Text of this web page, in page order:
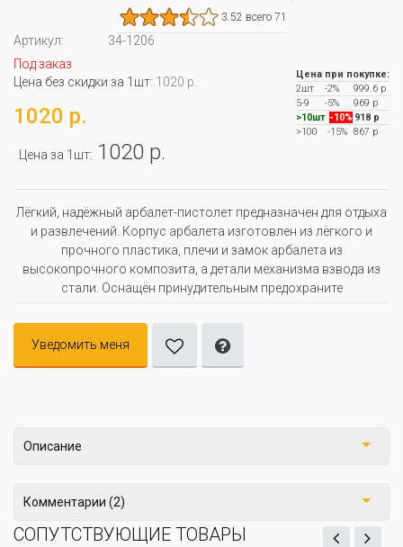
3.52 всего 71
Артикул:
34-1206
Под заказ
Цена без скидки за 1шт: 1020 р.
1020 р.
Цена за 1шт: 1020 р.
Цена при покупке:
2шт
-2%
999.6 р
5-9
-5%
969 р
>10шт -10% 918 р
>100
-15% 867 р
Лёгкий, надёжный арбалет-пистолет предназначен для отдыха
и развлечений. Корпус арбалета изготовлен из лёгкого и
прочного пластика, плечи и замок арбалета из
высокопрочного композита, а детали механизма взвода из
стали. Оснащён принудительным предохраните
Уведомить меня
Описание
Комментарии (2)
СОПУТСТВУЮЩИЕ ТОВАРЫ